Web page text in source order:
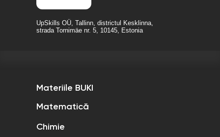
UpSkills OÜ, Tallinn, districtul Kesklinna,
strada Tornimäe nr. 5, 10145, Estonia
Materiile BUKI
Matematică
Chimie